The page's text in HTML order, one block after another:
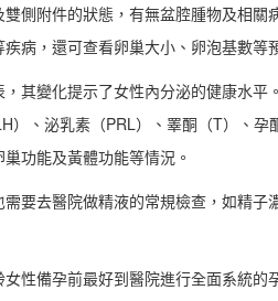
側附件的狀態，有無盆腔腫物及相關
病，還可查看卵巢大小、卵泡基數等
其變化提示了女性內分泌的健康水平
、泌乳素（PRL）、睪酮（T）、孕
功能及黃體功能等情況。
要去醫院做精液的常規檢查，如精子
性備孕前最好到醫院進行全面系統的